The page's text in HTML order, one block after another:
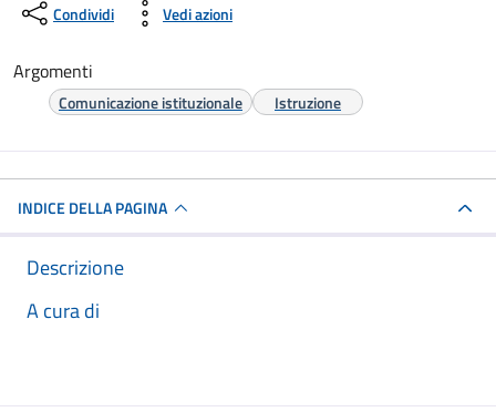
Condividi Vedi azioni
Argomenti
Comunicazione istituzionale Istruzione
INDICE DELLA PAGINA
Descrizione
A cura di